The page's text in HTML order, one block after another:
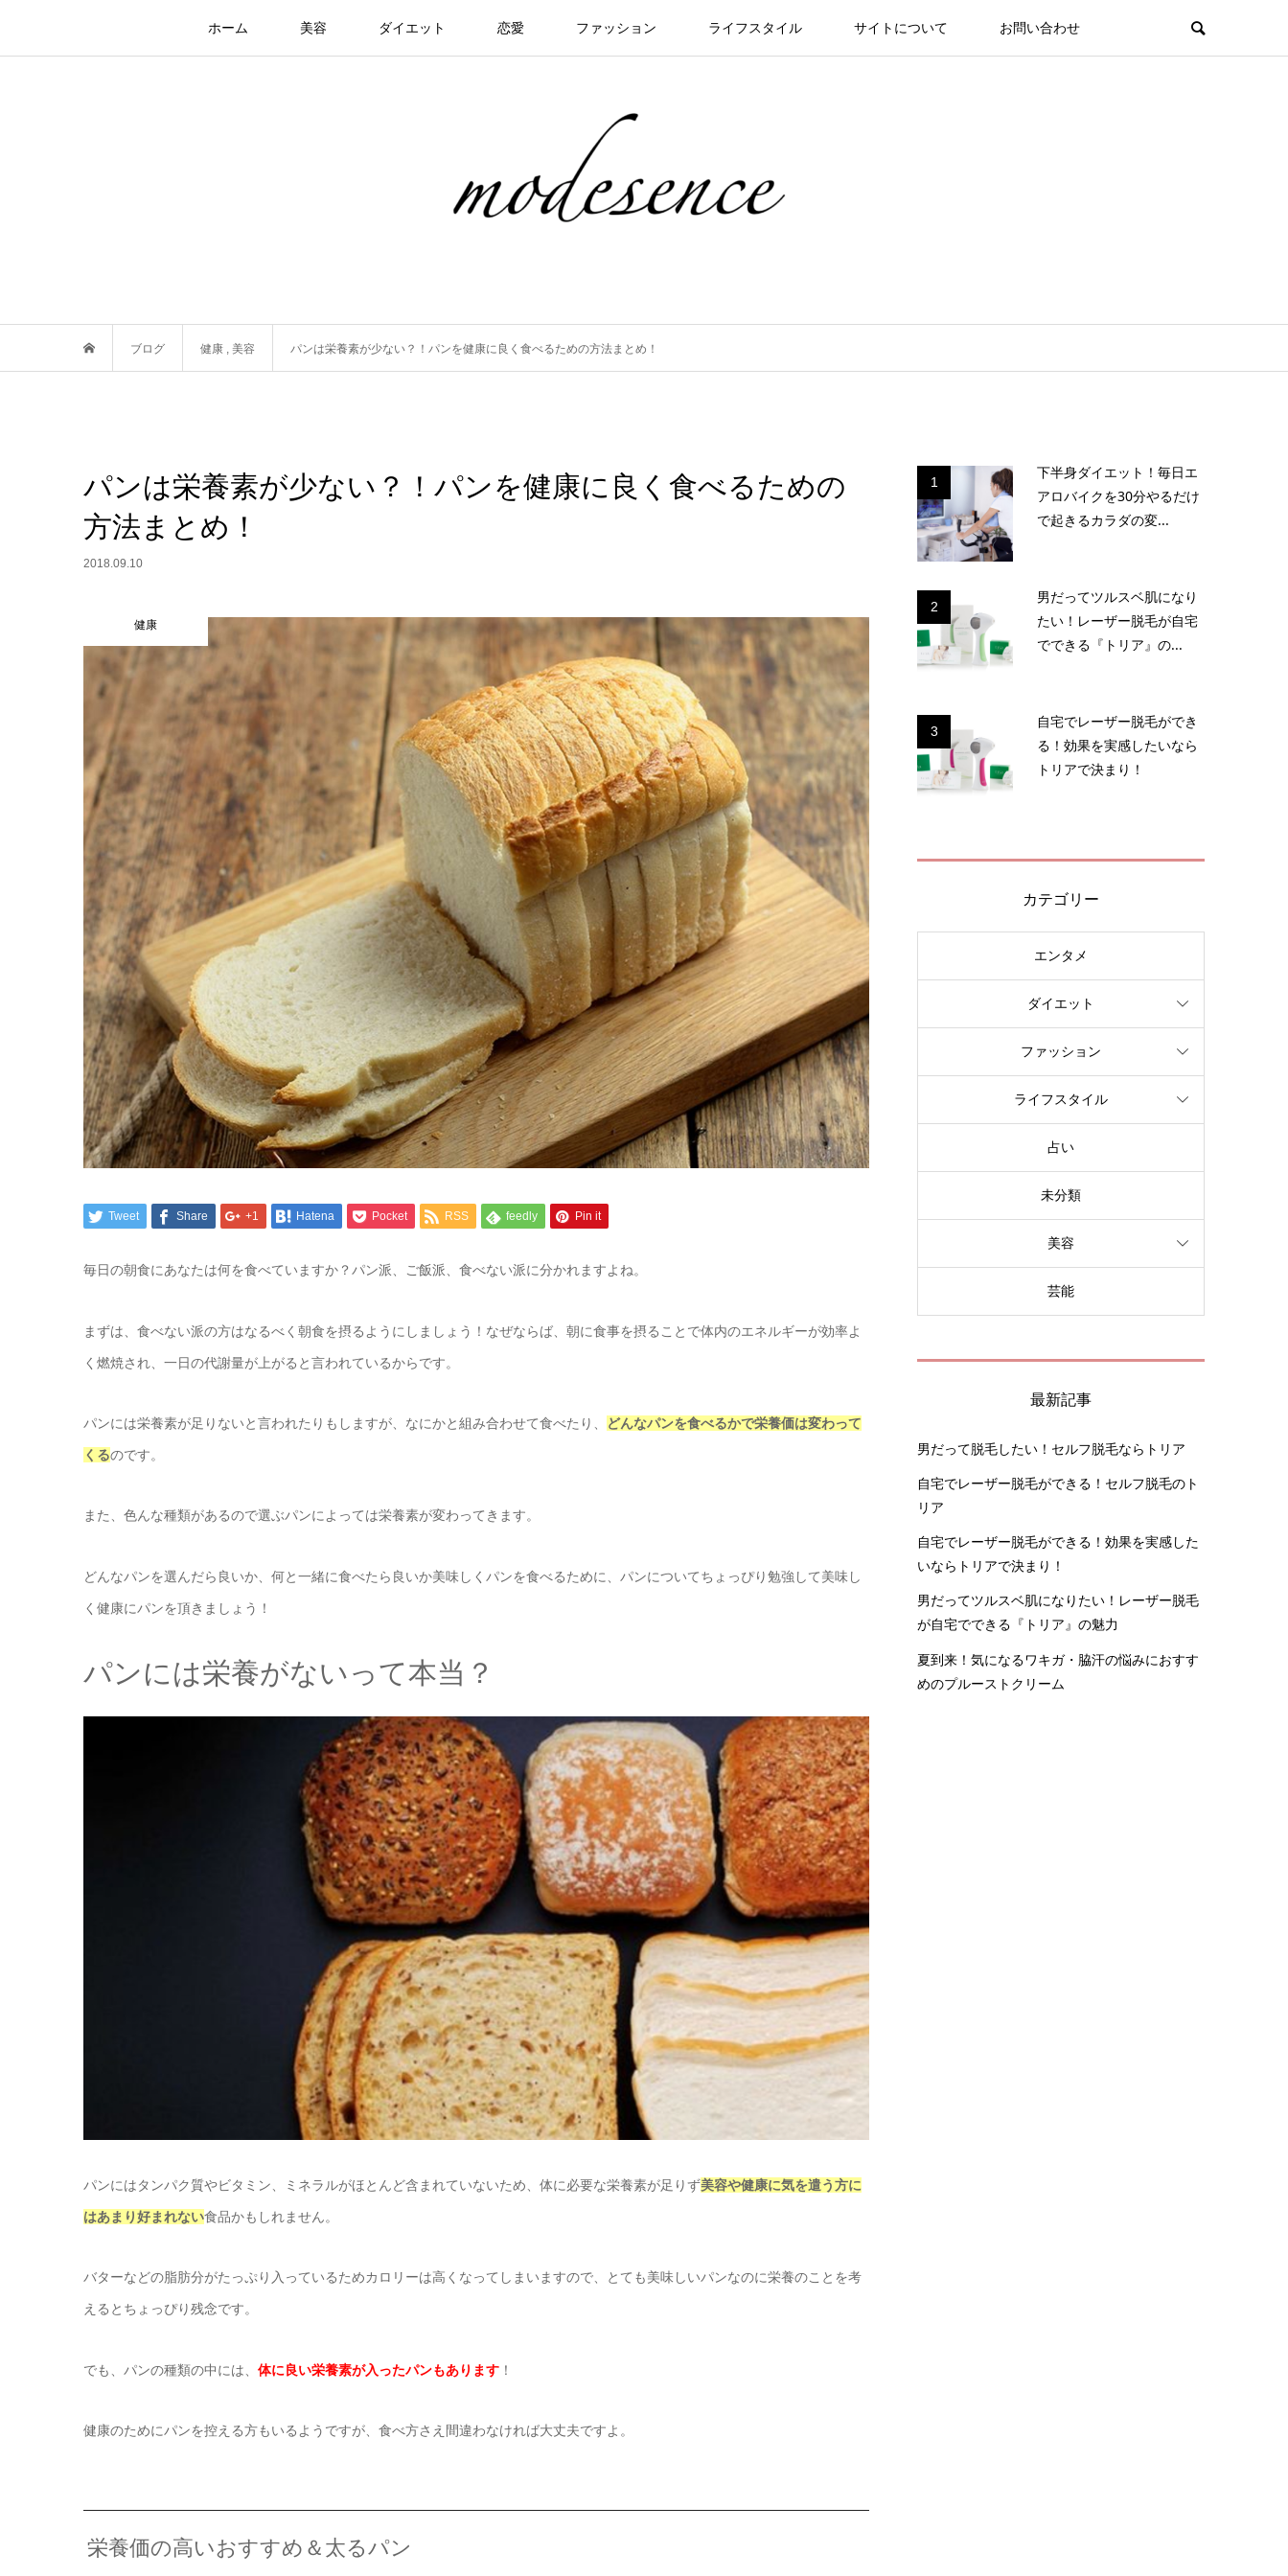
ホーム 美容 ダイエット 恋愛 ファッション ライフスタイル サイトについて お問い合わせ
ブログ 健康 , 美容 パンは栄養素が少ない？！パンを健康に良く食べるための方法まとめ！
パンは栄養素が少ない？！パンを健康に良く食べるための
方法まとめ！
2018.09.10
健康
Tweet Share +1 Hatena Pocket RSS feedly Pin it
毎日の朝食にあなたは何を食べていますか？パン派、ご飯派、食べない派に分かれますよね。
まずは、食べない派の方はなるべく朝食を摂るようにしましょう！なぜならば、朝に食事を摂ることで体内のエネルギーが効率よ
く燃焼され、一日の代謝量が上がると言われているからです。
パンには栄養素が足りないと言われたりもしますが、なにかと組み合わせて食べたり、 どんなパンを食べるかで栄養価は変わって
くるのです。
また、色んな種類があるので選ぶパンによっては栄養素が変わってきます。
どんなパンを選んだら良いか、何と一緒に食べたら良いか美味しくパンを食べるために、パンについてちょっぴり勉強して美味し
く健康にパンを頂きましょう！
パンには栄養がないって本当？
パンにはタンパク質やビタミン、ミネラルがほとんど含まれていないため、体に必要な栄養素が足りず美容や健康に気を遣う方に
はあまり好まれない食品かもしれません。
バターなどの脂肪分がたっぷり入っているためカロリーは高くなってしまいますので、とても美味しいパンなのに栄養のことを考
えるとちょっぴり残念です。
でも、パンの種類の中には、 体に良い栄養素が入ったパンもあります ！
健康のためにパンを控える方もいるようですが、食べ方さえ間違わなければ大丈夫ですよ。
栄養価の高いおすすめ＆太るパン
1
下半身ダイエット！毎日エ
アロバイクを30分やるだけ
で起きるカラダの変...
2
男だってツルスベ肌になり
たい！レーザー脱毛が自宅
でできる『トリア』の...
3
自宅でレーザー脱毛ができ
る！効果を実感したいなら
トリアで決まり！
カテゴリー
エンタメ
ダイエット
ファッション
ライフスタイル
占い
未分類
美容
芸能
最新記事
男だって脱毛したい！セルフ脱毛ならトリア
自宅でレーザー脱毛ができる！セルフ脱毛のト
リア
自宅でレーザー脱毛ができる！効果を実感した
いならトリアで決まり！
男だってツルスベ肌になりたい！レーザー脱毛
が自宅でできる『トリア』の魅力
夏到来！気になるワキガ・脇汗の悩みにおすす
めのプルーストクリーム